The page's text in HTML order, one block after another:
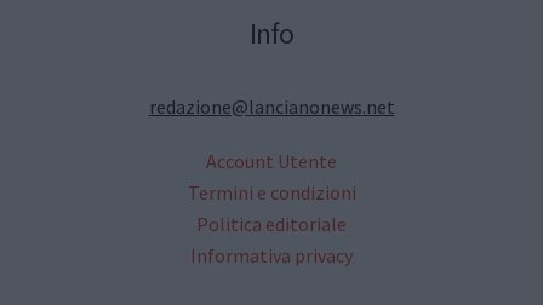
Info
redazione@lancianonews.net
Account Utente
Termini e condizioni
Politica editoriale
Informativa privacy